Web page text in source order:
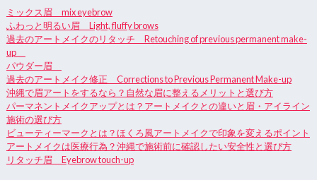
ミックス眉 mix eyebrow
ふわっと明るい眉 Light, fluffy brows
過去のアートメイクのリタッチ Retouching of previous permanent make-
up
パウダー眉
過去のアートメイク修正 Corrections to Previous Permanent Make-up
沖縄で眉アートをするなら？自然な眉に整えるメリットと選び方
パーマネントメイクアップとは？アートメイクとの違いと眉・アイライン
施術の選び方
ビューティーマークとは？ほくろ風アートメイクで印象を変えるポイント
アートメイクは医療行為？沖縄で施術前に確認したい安全性と選び方
リタッチ眉 Eyebrow touch-up